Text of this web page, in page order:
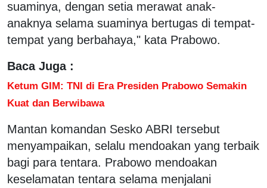
suaminya, dengan setia merawat anak-
anaknya selama suaminya bertugas di tempat-
tempat yang berbahaya," kata Prabowo.
Baca Juga :
Ketum GIM: TNI di Era Presiden Prabowo Semakin
Kuat dan Berwibawa
Mantan komandan Sesko ABRI tersebut
menyampaikan, selalu mendoakan yang terbaik
bagi para tentara. Prabowo mendoakan
keselamatan tentara selama menjalani